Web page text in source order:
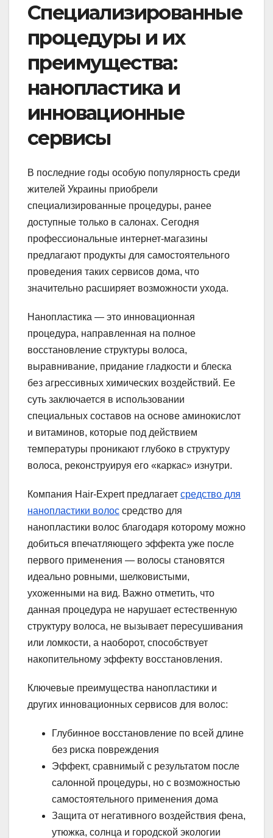
Специализированные
процедуры и их
преимущества:
нанопластика и
инновационные
сервисы
В последние годы особую популярность среди
жителей Украины приобрели
специализированные процедуры, ранее
доступные только в салонах. Сегодня
профессиональные интернет-магазины
предлагают продукты для самостоятельного
проведения таких сервисов дома, что
значительно расширяет возможности ухода.
Нанопластика — это инновационная
процедура, направленная на полное
восстановление структуры волоса,
выравнивание, придание гладкости и блеска
без агрессивных химических воздействий. Ее
суть заключается в использовании
специальных составов на основе аминокислот
и витаминов, которые под действием
температуры проникают глубоко в структуру
волоса, реконструируя его «каркас» изнутри.
Компания Hair-Expert предлагает средство для
нанопластики волос средство для
нанопластики волос благодаря которому можно
добиться впечатляющего эффекта уже после
первого применения — волосы становятся
идеально ровными, шелковистыми,
ухоженными на вид. Важно отметить, что
данная процедура не нарушает естественную
структуру волоса, не вызывает пересушивания
или ломкости, а наоборот, способствует
накопительному эффекту восстановления.
Ключевые преимущества нанопластики и
других инновационных сервисов для волос:
Глубинное восстановление по всей длине
без риска повреждения
Эффект, сравнимый с результатом после
салонной процедуры, но с возможностью
самостоятельного применения дома
Защита от негативного воздействия фена,
утюжка, солнца и городской экологии